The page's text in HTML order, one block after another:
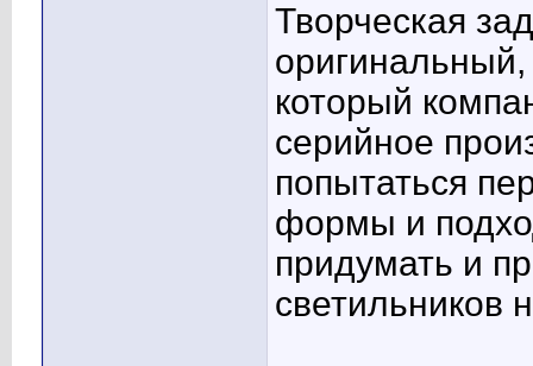
Творческая
оригинальный,
который
серийное
попытаться
формы и
придумать и
светильников